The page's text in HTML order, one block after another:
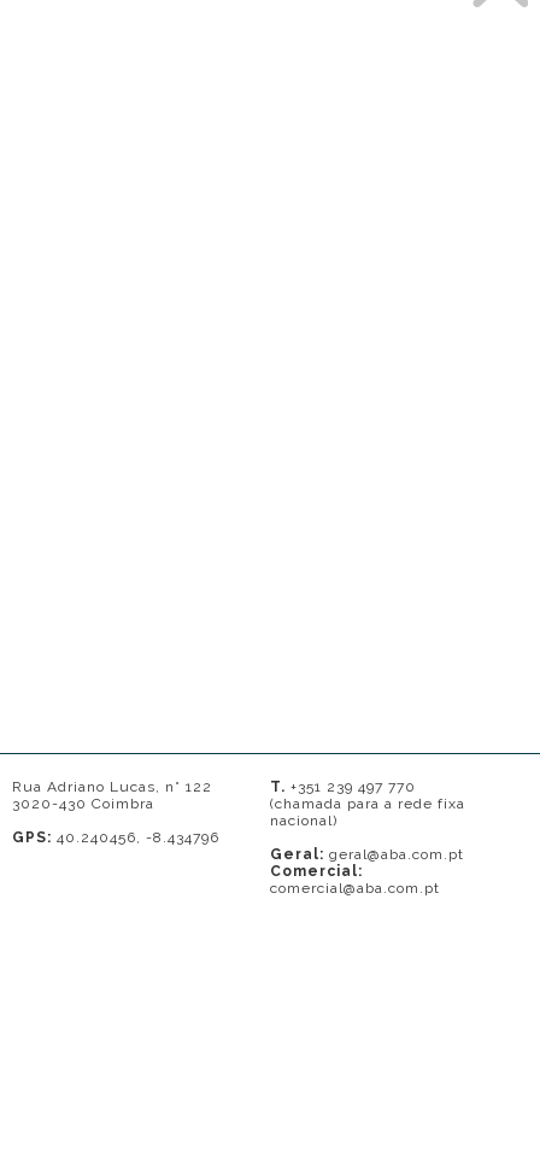
Rua Adriano Lucas, n° 122
3020-430 Coimbra
GPS: 40.240456, -8.434796
T. +351 239 497 770
(chamada para a rede fixa
nacional)
Geral: geral@aba.com.pt
Comercial:
comercial@aba.com.pt